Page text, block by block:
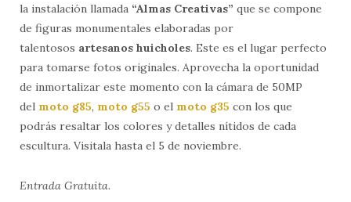
la instalación llamada “Almas Creativas” que se compone
de figuras monumentales elaboradas por
talentosos artesanos huicholes. Este es el lugar perfecto
para tomarse fotos originales. Aprovecha la oportunidad
de inmortalizar este momento con la cámara de 50MP
del moto g85, moto g55 o el moto g35 con los que
podrás resaltar los colores y detalles nítidos de cada
escultura. Visitala hasta el 5 de noviembre.
Entrada Gratuita.